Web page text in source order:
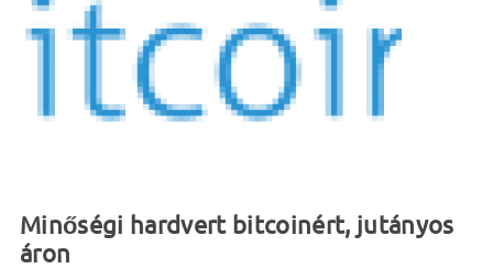
Minőségi hardvert bitcoinért, jutányos
áron